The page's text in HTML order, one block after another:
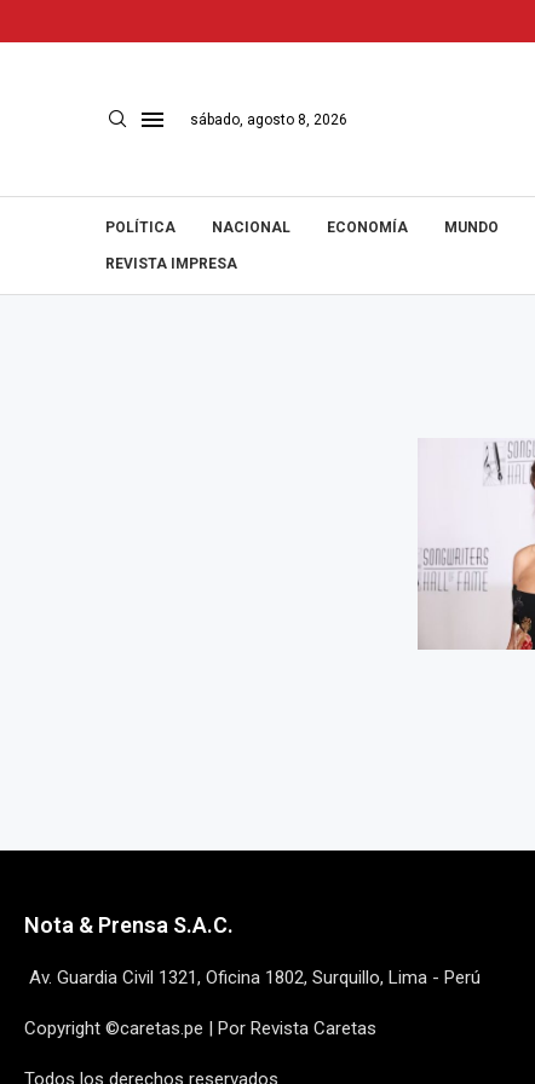
sábado, agosto 8, 2026
POLÍTICA NACIONAL ECONOMÍA MUNDO
REVISTA IMPRESA
Nota & Prensa S.A.C.
Av. Guardia Civil 1321, Oficina 1802, Surquillo, Lima - Perú
Copyright ©caretas.pe | Por Revista Caretas
Todos los derechos reservados